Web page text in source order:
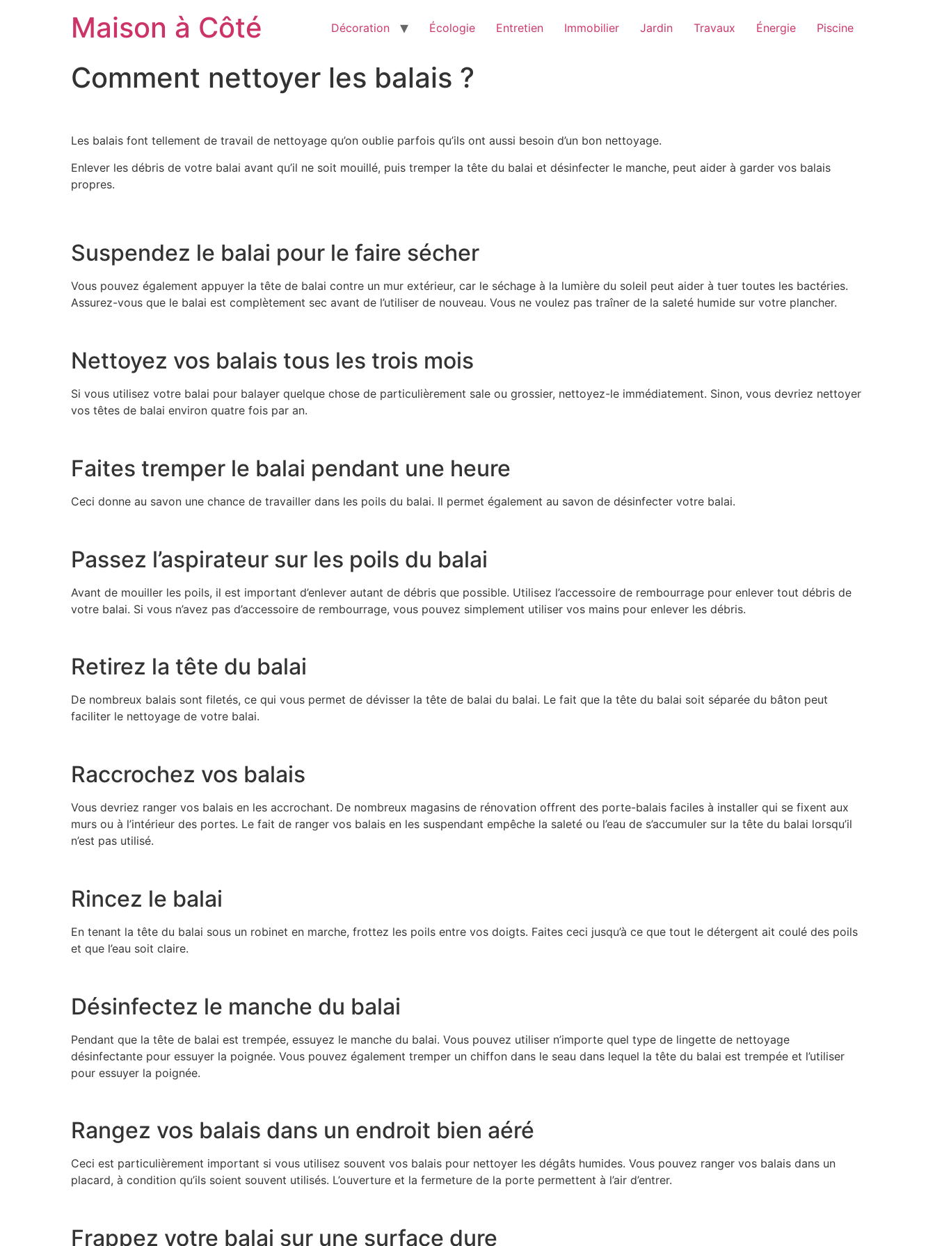
Maison à Côté Décoration Écologie Entretien Immobilier Jardin Travaux Énergie Piscine
Comment nettoyer les balais ?
Les balais font tellement de travail de nettoyage qu’on oublie parfois qu’ils ont aussi besoin d’un bon nettoyage.
Enlever les débris de votre balai avant qu’il ne soit mouillé, puis tremper la tête du balai et désinfecter le manche, peut aider à garder vos balais
propres.
Suspendez le balai pour le faire sécher
Vous pouvez également appuyer la tête de balai contre un mur extérieur, car le séchage à la lumière du soleil peut aider à tuer toutes les bactéries.
Assurez-vous que le balai est complètement sec avant de l’utiliser de nouveau. Vous ne voulez pas traîner de la saleté humide sur votre plancher.
Nettoyez vos balais tous les trois mois
Si vous utilisez votre balai pour balayer quelque chose de particulièrement sale ou grossier, nettoyez-le immédiatement. Sinon, vous devriez nettoyer
vos têtes de balai environ quatre fois par an.
Faites tremper le balai pendant une heure
Ceci donne au savon une chance de travailler dans les poils du balai. Il permet également au savon de désinfecter votre balai.
Passez l’aspirateur sur les poils du balai
Avant de mouiller les poils, il est important d’enlever autant de débris que possible. Utilisez l’accessoire de rembourrage pour enlever tout débris de
votre balai. Si vous n’avez pas d’accessoire de rembourrage, vous pouvez simplement utiliser vos mains pour enlever les débris.
Retirez la tête du balai
De nombreux balais sont filetés, ce qui vous permet de dévisser la tête de balai du balai. Le fait que la tête du balai soit séparée du bâton peut
faciliter le nettoyage de votre balai.
Raccrochez vos balais
Vous devriez ranger vos balais en les accrochant. De nombreux magasins de rénovation offrent des porte-balais faciles à installer qui se fixent aux
murs ou à l’intérieur des portes. Le fait de ranger vos balais en les suspendant empêche la saleté ou l’eau de s’accumuler sur la tête du balai lorsqu’il
n’est pas utilisé.
Rincez le balai
En tenant la tête du balai sous un robinet en marche, frottez les poils entre vos doigts. Faites ceci jusqu’à ce que tout le détergent ait coulé des poils
et que l’eau soit claire.
Désinfectez le manche du balai
Pendant que la tête de balai est trempée, essuyez le manche du balai. Vous pouvez utiliser n’importe quel type de lingette de nettoyage
désinfectante pour essuyer la poignée. Vous pouvez également tremper un chiffon dans le seau dans lequel la tête du balai est trempée et l’utiliser
pour essuyer la poignée.
Rangez vos balais dans un endroit bien aéré
Ceci est particulièrement important si vous utilisez souvent vos balais pour nettoyer les dégâts humides. Vous pouvez ranger vos balais dans un
placard, à condition qu’ils soient souvent utilisés. L’ouverture et la fermeture de la porte permettent à l’air d’entrer.
Frappez votre balai sur une surface dure